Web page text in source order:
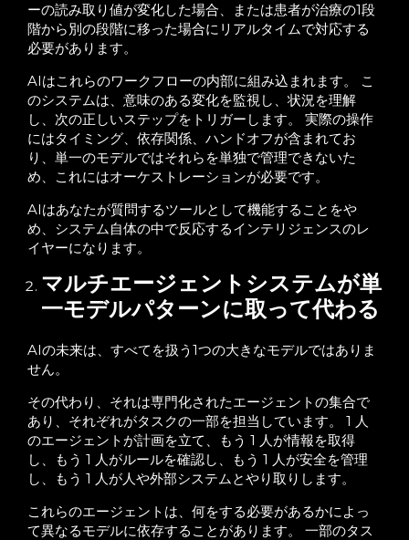
ーの読み取り値が変化した場合、または患者が治療の1段
階から別の段階に移った場合にリアルタイムで対応する
必要があります。
AIはこれらのワークフローの内部に組み込まれます。 こ
のシステムは、意味のある変化を監視し、状況を理解
し、次の正しいステップをトリガーします。 実際の操作
にはタイミング、依存関係、ハンドオフが含まれてお
り、単一のモデルではそれらを単独で管理できないた
め、これにはオーケストレーションが必要です。
AIはあなたが質問するツールとして機能することをや
め、システム自体の中で反応するインテリジェンスのレ
イヤーになります。
マルチエージェントシステムが単
一モデルパターンに取って代わる
AIの未来は、すべてを扱う1つの大きなモデルではありま
せん。
その代わり、それは専門化されたエージェントの集合で
あり、それぞれがタスクの一部を担当しています。 1 人
のエージェントが計画を立て、もう 1 人が情報を取得
し、もう 1 人がルールを確認し、もう 1 人が安全を管理
し、もう 1 人が人や外部システムとやり取りします。
これらのエージェントは、何をする必要があるかによっ
て異なるモデルに依存することがあります。 一部のタス